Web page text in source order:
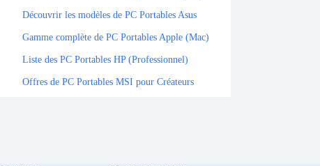
Découvrir les modèles de PC Portables Asus
Gamme complète de PC Portables Apple (Mac)
Liste des PC Portables HP (Professionnel)
Offres de PC Portables MSI pour Créateurs